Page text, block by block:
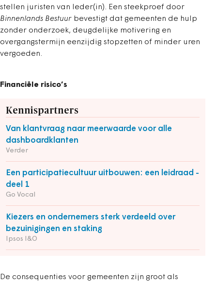
stellen juristen van Ieder(in). Een steekproef door
Binnenlands Bestuur bevestigt dat gemeenten de hulp
zonder onderzoek, deugdelijke motivering en
overgangstermijn eenzijdig stopzetten of minder uren
vergoeden.
Financiële risico’s
Kennispartners
Van klantvraag naar meerwaarde voor alle
dashboardklanten
Verder
Een participatiecultuur uitbouwen: een leidraad -
deel 1
Go Vocal
Kiezers en ondernemers sterk verdeeld over
bezuinigingen en staking
Ipsos I&O
De consequenties voor gemeenten zijn groot als